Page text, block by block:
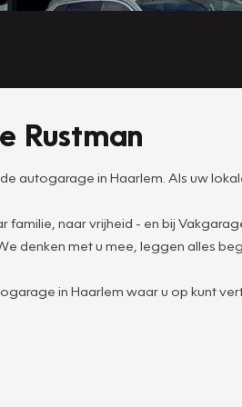
Rustman
autogarage in Haarlem. Als uw
familie, naar vrijheid - en bij
denken met u mee, leggen alles
in Haarlem waar u op kunt